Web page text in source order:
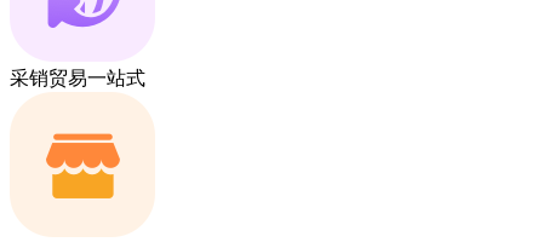
采销贸易一站式